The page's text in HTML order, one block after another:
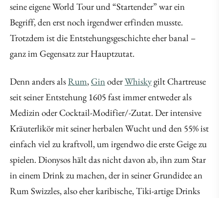
seine eigene World Tour und “Startender” war ein
Begriff, den erst noch irgendwer erfinden musste.
Trotzdem ist die Entstehungsgeschichte eher banal –
ganz im Gegensatz zur Hauptzutat.
Denn anders alsRum, GinoderWhiskygilt Chartreuse
seit seiner Entstehung 1605 fast immer entweder als
Medizin oder Cocktail-Modifier/-Zutat. Der intensive
Kräuterlikör mit seiner herbalen Wucht und den 55% ist
einfach viel zu kraftvoll, um irgendwo die erste Geige zu
spielen. Dionysos hält das nicht davon ab, ihn zum Star
in einem Drink zu machen, der in seiner Grundidee an
Rum Swizzles, also eher karibische, Tiki-artige Drinks